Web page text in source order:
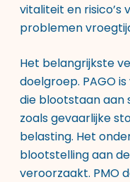
vitaliteit en risico’s
problemen
Het belangrijkste
doelgroep. PAGO
die blootstaan aan
zoals gevaarlijke
belasting. Het
blootstelling aan
veroorzaakt. PMO